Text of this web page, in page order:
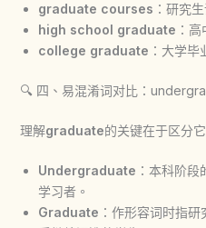
graduate courses ：研究
high school graduate ：
college graduate ：大学毕
🔍 四、易混淆词对比：
理解graduate的关键在于区分
Undergraduate ：本科阶
学习者。
Graduate ：作形容词时指